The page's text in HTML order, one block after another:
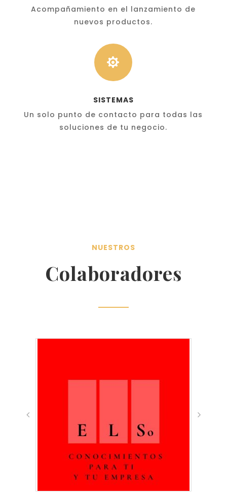
Acompañamiento en el lanzamiento de
nuevos productos.

SISTEMAS
Un solo punto de contacto para todas las
soluciones de tu negocio.
NUESTROS
Colaboradores